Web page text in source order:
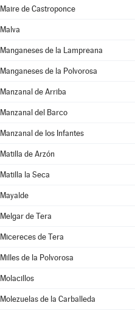
Maire de Castroponce
Malva
Manganeses de la Lampreana
Manganeses de la Polvorosa
Manzanal de Arriba
Manzanal del Barco
Manzanal de los Infantes
Matilla de Arzón
Matilla la Seca
Mayalde
Melgar de Tera
Micereces de Tera
Milles de la Polvorosa
Molacillos
Molezuelas de la Carballeda